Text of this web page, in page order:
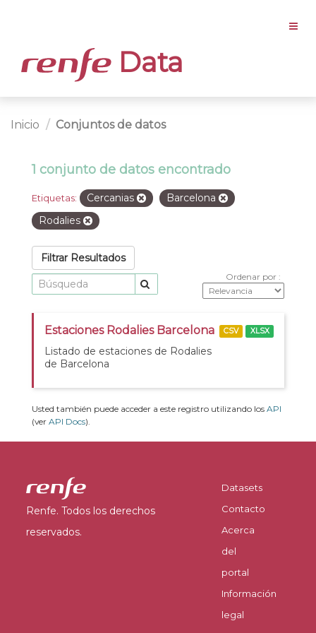
Data
Inicio Conjuntos de datos
1 conjunto de datos encontrado
Etiquetas: Cercanias
Barcelona
Rodalies
Filtrar Resultados
Ordenar por
Estaciones Rodalies Barcelona
Listado de estaciones de Rodalies
de Barcelona
CSV XLSX
Usted también puede acceder a este registro utilizando los API
(ver API Docs).
Renfe. Todos los derechos
reservados.
Datasets
Contacto
Acerca
del
portal
Información
legal